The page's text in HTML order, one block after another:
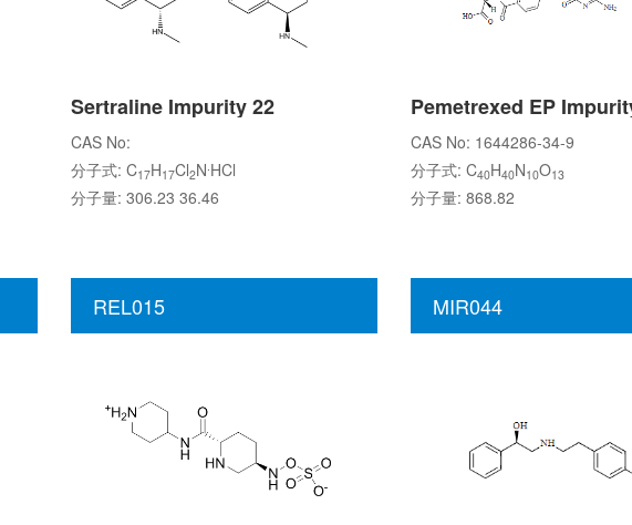
Sertraline Impurity 22
CAS No:
分子式: C17H17Cl2N HCl
分子量: 306.23 36.46
CAS No: 1644286-34-9
分子式: C40H40N10O13
分子量: 868.82
REL015 MIR044